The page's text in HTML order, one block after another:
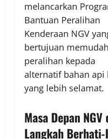
melancarkan
Bantuan Peralihan
Kenderaan NGV
bertujuan
peralihan kepada
alternatif bahan api
yang lebih selamat.
Masa Depan NGV
Langkah